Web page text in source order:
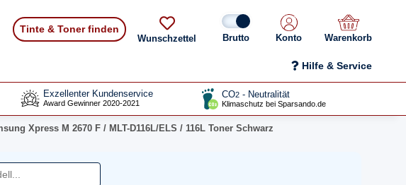
Tinte & Toner finden
Wunschzettel Konto Warenkorb
Hilfe & Service
Exzellenter Kundenservice
Award Gewinner 2020-2021
CO2 - Neutralität
Klimaschutz bei Sparsando.de
Xpress M 2670 F / MLT-D116L/ELS / 116L Toner Schwarz